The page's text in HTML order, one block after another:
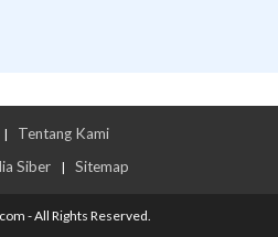
|
Tentang Kami
Siber | Sitemap
- All Rights Reserved.